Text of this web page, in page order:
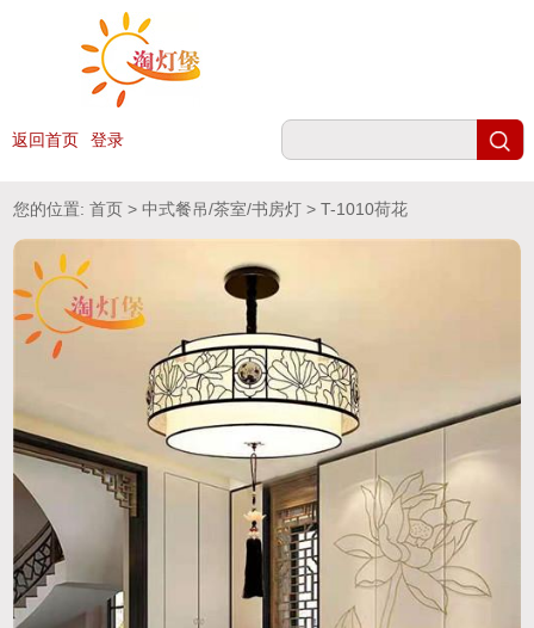
返回首页 登录
您的位置:首页 >中式餐吊/茶室/书房灯 > T-1010荷花